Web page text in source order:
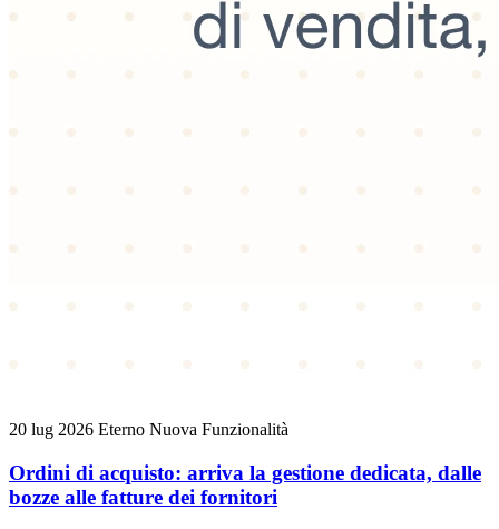
20 lug 2026 Eterno Nuova Funzionalità
Ordini di acquisto: arriva la gestione dedicata, dalle
bozze alle fatture dei fornitori